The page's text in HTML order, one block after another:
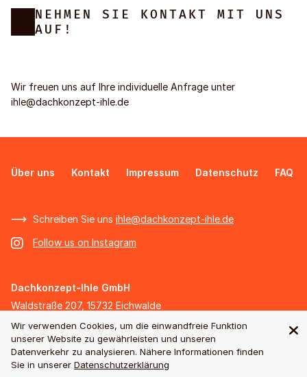
NEHMEN SIE KONTAKT MIT UNS
AUF!
Wir freuen uns auf Ihre individuelle Anfrage unter
ihle@dachkonzept-ihle.de
Über uns Kontakt Impressum Datenschutz FAQ
Schreiben Sie uns ihle@dachkonzept-ihle.de
Follow us on Instagram
Dachkonzept-Ihle GmbH
Waldstraße 207, 15732 Eichwalde
Telefon +49 (30) 818 294 86
Fax +49 (30) 818 294 87
Wir verwenden Cookies, um die einwandfreie Funktion
unserer Website zu gewährleisten und unseren
Datenverkehr zu analysieren. Nähere Informationen finden
Sie in unserer Datenschutzerklärung